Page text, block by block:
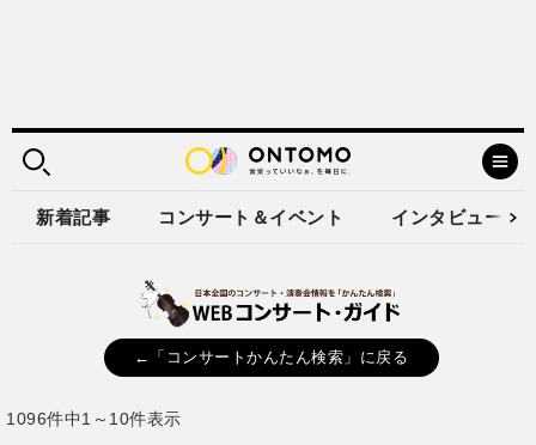
新着記事 コンサート＆イベント インタビュー
←「コンサートかんたん検索」に戻る
1096件中1～10件表示